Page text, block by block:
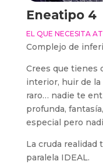
Eneatipo 4
EL QUE NECESITA
Complejo de
Crees que tienes
interior, huir de la
raro… nadie te
profunda,
especial pero
La cruda realidad
paralela IDEAL.